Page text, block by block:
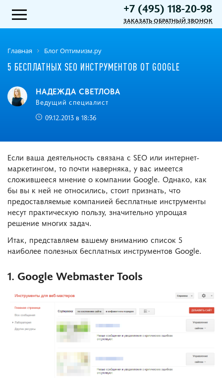
+7 (495) 118-20-98
ЗАКАЗАТЬ ОБРАТНЫЙ ЗВОНОК
Главная Блог Оптимизм.ру
5 БЕСПЛАТНЫХ SEO ИНСТРУМЕНТОВ ОТ GOOGLE
НАДЕЖДА СВЕТЛОВА
Ведущий специалист
09.12.2013 в 18:36
Если ваша деятельность связана с SEO или интернет-
маркетингом, то почти наверняка, у вас имеется
сложившееся мнение о компании Google. Однако, как
бы вы к ней не относились, стоит признать, что
предоставляемые компанией бесплатные инструменты
несут практическую пользу, значительно упрощая
решение многих задач.
Итак, представляем вашему вниманию список 5
наиболее полезных бесплатных инструментов Google.
1. Google Webmaster Tools